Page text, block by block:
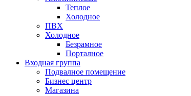
Теплое
Холодное
ПВХ
Холодное
Безрамное
Порталное
Входная группа
Подвалное помещение
Бизнес центр
Магазина